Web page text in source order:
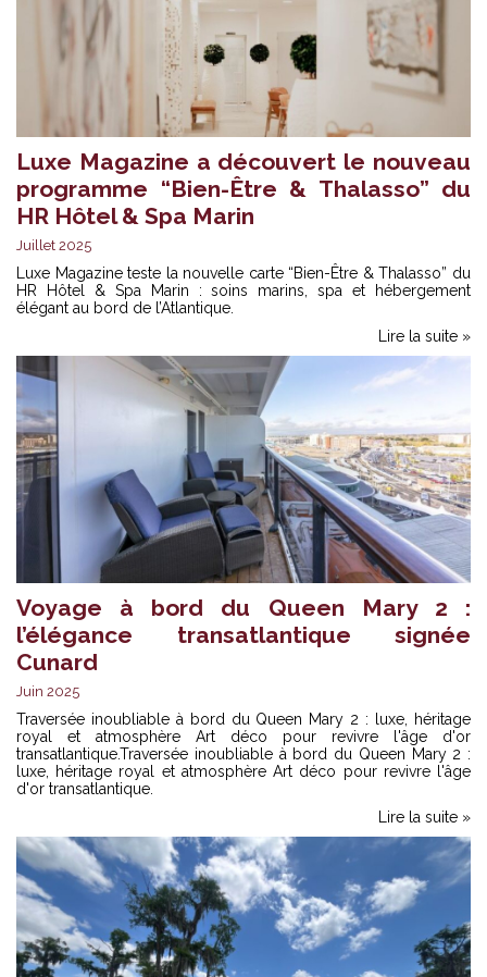
Luxe Magazine a découvert le nouveau
programme “Bien-Être & Thalasso” du
HR Hôtel & Spa Marin
Juillet 2025
Luxe Magazine teste la nouvelle carte “Bien-Être & Thalasso” du
HR Hôtel & Spa Marin : soins marins, spa et hébergement
élégant au bord de l’Atlantique.
Lire la suite »
Voyage à bord du Queen Mary 2 :
l’élégance transatlantique signée
Cunard
Juin 2025
Traversée inoubliable à bord du Queen Mary 2 : luxe, héritage
royal et atmosphère Art déco pour revivre l'âge d'or
transatlantique.Traversée inoubliable à bord du Queen Mary 2 :
luxe, héritage royal et atmosphère Art déco pour revivre l'âge
d'or transatlantique.
Lire la suite »